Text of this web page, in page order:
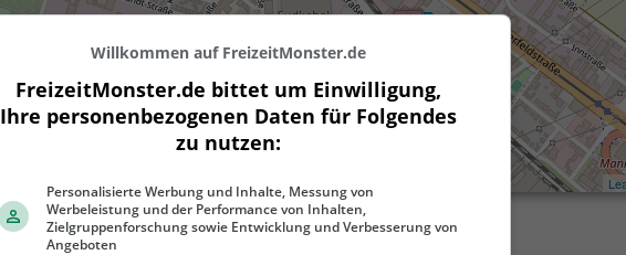
Willkommen auf FreizeitMonster.de
FreizeitMonster.de bittet um Einwilligung,
Ihre personenbezogenen Daten für Folgendes
zu nutzen:
Personalisierte Werbung und Inhalte, Messung von
Werbeleistung und der Performance von Inhalten,
Zielgruppenforschung sowie Entwicklung und Verbesserung von
Angeboten